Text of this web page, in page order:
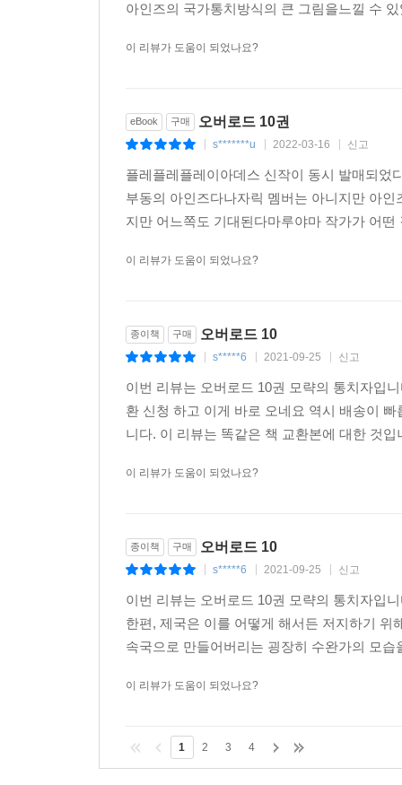
아인즈의 국가통치방식의 큰 그림을느낄 수
이 리뷰가 도움이 되었나요?
eBook 구매 오버로드 10권
s*******u 2022-03-16 신고
플레플레플레이아데스 신작이 동시 발매되었
부동의 아인즈다나자릭 멤버는 아니지만 아
지만 어느쪽도 기대된다마루야마 작가가 어
이 리뷰가 도움이 되었나요?
종이책 구매 오버로드 10
s*****6 2021-09-25 신고
이번 리뷰는 오버로드 10권 모략의 통치자입
환 신청 하고 이게 바로 오네요 역시 배송이
니다. 이 리뷰는 똑같은 책 교환본에 대한 것
이 리뷰가 도움이 되었나요?
종이책 구매 오버로드 10
s*****6 2021-09-25 신고
이번 리뷰는 오버로드 10권 모략의 통치자입
한편, 제국은 이를 어떻게 해서든 저지하기
속국으로 만들어버리는 굉장히 수완가의 모
이 리뷰가 도움이 되었나요?
1 2 3 4